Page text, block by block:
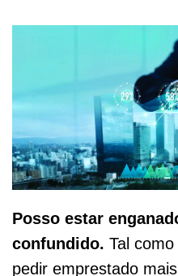
Posso estar
confundido. Tal
pedir emprestado